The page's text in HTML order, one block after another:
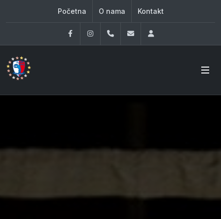
Početna O nama Kontakt
FacebookInstagram060 33 86 930